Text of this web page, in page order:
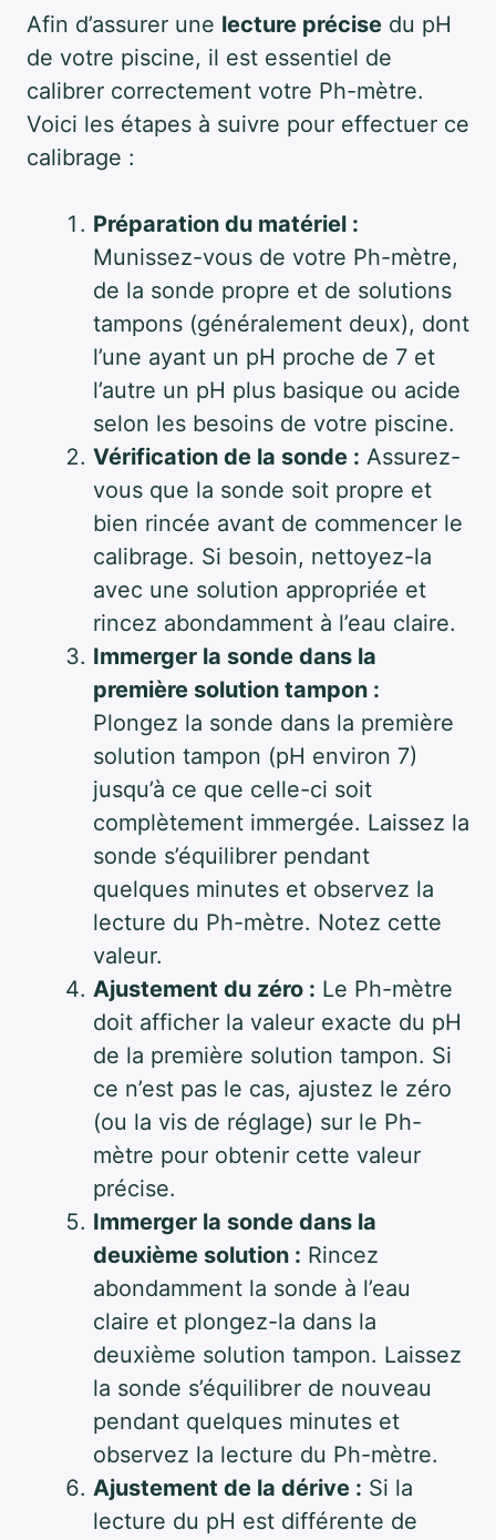
Afin d’assurer une lecture précise du pH
de votre piscine, il est essentiel de
calibrer correctement votre Ph-mètre.
Voici les étapes à suivre pour effectuer ce
calibrage :
Préparation du matériel :
Munissez-vous de votre Ph-mètre,
de la sonde propre et de solutions
tampons (généralement deux), dont
l’une ayant un pH proche de 7 et
l’autre un pH plus basique ou acide
selon les besoins de votre piscine.
Vérification de la sonde : Assurez-
vous que la sonde soit propre et
bien rincée avant de commencer le
calibrage. Si besoin, nettoyez-la
avec une solution appropriée et
rincez abondamment à l’eau claire.
Immerger la sonde dans la
première solution tampon :
Plongez la sonde dans la première
solution tampon (pH environ 7)
jusqu’à ce que celle-ci soit
complètement immergée. Laissez la
sonde s’équilibrer pendant
quelques minutes et observez la
lecture du Ph-mètre. Notez cette
valeur.
Ajustement du zéro : Le Ph-mètre
doit afficher la valeur exacte du pH
de la première solution tampon. Si
ce n’est pas le cas, ajustez le zéro
(ou la vis de réglage) sur le Ph-
mètre pour obtenir cette valeur
précise.
Immerger la sonde dans la
deuxième solution : Rincez
abondamment la sonde à l’eau
claire et plongez-la dans la
deuxième solution tampon. Laissez
la sonde s’équilibrer de nouveau
pendant quelques minutes et
observez la lecture du Ph-mètre.
Ajustement de la dérive : Si la
lecture du pH est différente de